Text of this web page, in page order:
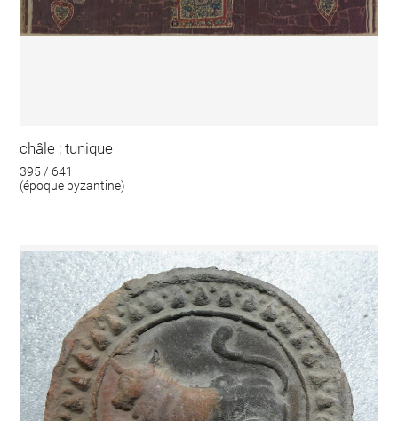
châle ; tunique
395 / 641
(époque byzantine)